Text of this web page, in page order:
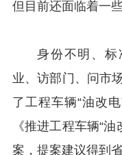
但目前还面临着一些
身份不明、
业、访部门、问市
了工程车辆“油改
《推进工程车辆“
案，提案建议得到